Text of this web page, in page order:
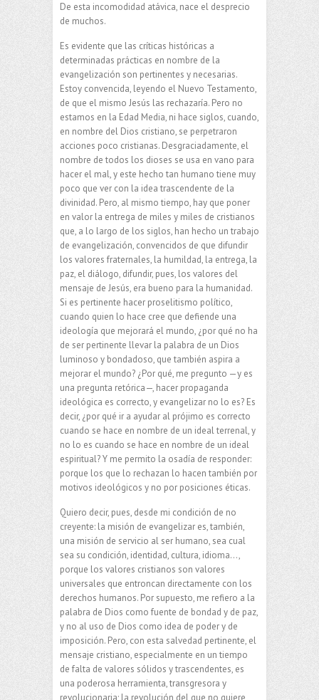
De esta incomodidad atávica, nace el desprecio
de muchos.
Es evidente que las críticas históricas a
determinadas prácticas en nombre de la
evangelización son pertinentes y necesarias.
Estoy convencida, leyendo el Nuevo Testamento,
de que el mismo Jesús las rechazaría. Pero no
estamos en la Edad Media, ni hace siglos, cuando,
en nombre del Dios cristiano, se perpetraron
acciones poco cristianas. Desgraciadamente, el
nombre de todos los dioses se usa en vano para
hacer el mal, y este hecho tan humano tiene muy
poco que ver con la idea trascendente de la
divinidad. Pero, al mismo tiempo, hay que poner
en valor la entrega de miles y miles de cristianos
que, a lo largo de los siglos, han hecho un trabajo
de evangelización, convencidos de que difundir
los valores fraternales, la humildad, la entrega, la
paz, el diálogo, difundir, pues, los valores del
mensaje de Jesús, era bueno para la humanidad.
Si es pertinente hacer proselitismo político,
cuando quien lo hace cree que defiende una
ideología que mejorará el mundo, ¿por qué no ha
de ser pertinente llevar la palabra de un Dios
luminoso y bondadoso, que también aspira a
mejorar el mundo? ¿Por qué, me pregunto —y es
una pregunta retórica—, hacer propaganda
ideológica es correcto, y evangelizar no lo es? Es
decir, ¿por qué ir a ayudar al prójimo es correcto
cuando se hace en nombre de un ideal terrenal, y
no lo es cuando se hace en nombre de un ideal
espiritual? Y me permito la osadía de responder:
porque los que lo rechazan lo hacen también por
motivos ideológicos y no por posiciones éticas.
Quiero decir, pues, desde mi condición de no
creyente: la misión de evangelizar es, también,
una misión de servicio al ser humano, sea cual
sea su condición, identidad, cultura, idioma…,
porque los valores cristianos son valores
universales que entroncan directamente con los
derechos humanos. Por supuesto, me refiero a la
palabra de Dios como fuente de bondad y de paz,
y no al uso de Dios como idea de poder y de
imposición. Pero, con esta salvedad pertinente, el
mensaje cristiano, especialmente en un tiempo
de falta de valores sólidos y trascendentes, es
una poderosa herramienta, transgresora y